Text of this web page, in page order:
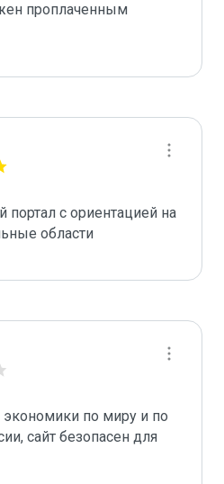
проплаченным
портал с ориентацией на
области
экономики по миру и по
сайт безопасен для